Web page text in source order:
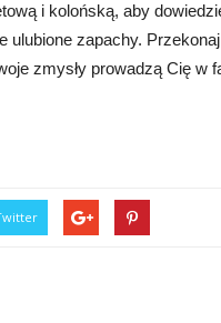
i kolońską, aby
zapachy.
zmysły prowadzą Cię w